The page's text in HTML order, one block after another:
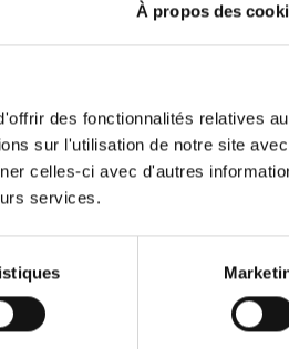
À propos des
des fonctionnalités relatives
sur l'utilisation de notre site
celles-ci avec d'autres
services.